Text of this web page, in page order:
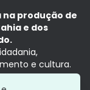
produção de
e dos
e cultura.
presente,